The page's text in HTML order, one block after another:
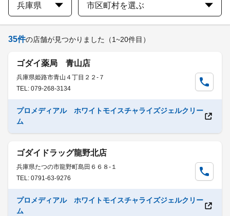
兵庫県 市区町村を選ぶ
35件の店舗が見つかりました （1~20件目）
ゴダイ薬局 青山店
兵庫県姫路市青山４丁目２２-７
TEL: 079-268-3134
プロメディアル ホワイトモイスチャライズジェルクリー
ム
ゴダイドラッグ龍野北店
兵庫県たつの市龍野町島田６６８-１
TEL: 0791-63-9276
プロメディアル ホワイトモイスチャライズジェルクリー
ム